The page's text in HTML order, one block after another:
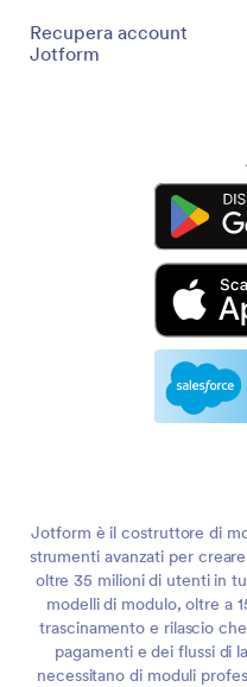
Recupera account
Jotform
Jotform è il costruttore di
strumenti avanzati per
oltre 35 milioni di utenti in
modelli di modulo, oltre a
trascinamento e rilascio
pagamenti e dei flussi di
necessitano di moduli